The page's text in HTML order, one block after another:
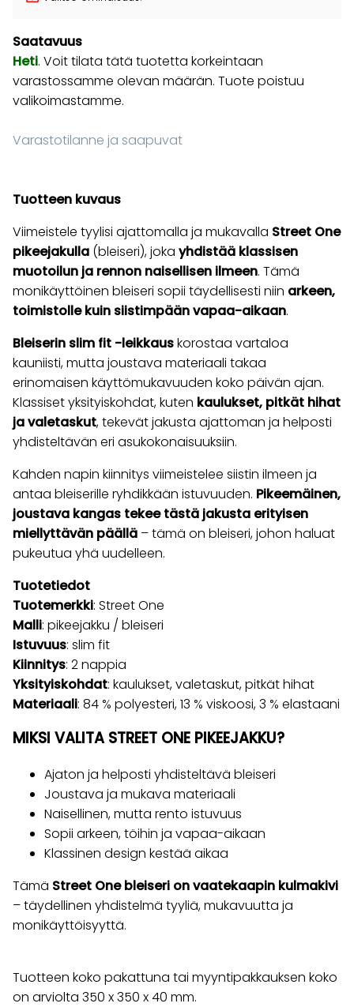
Saatavuus
Heti. Voit tilata tätä tuotetta korkeintaan
varastossamme olevan määrän. Tuote poistuu
valikoimastamme.
Varastotilanne ja saapuvat
Tuotteen kuvaus
Viimeistele tyylisi ajattomalla ja mukavalla Street One
pikeejakulla (bleiseri), joka yhdistää klassisen
muotoilun ja rennon naisellisen ilmeen. Tämä
monikäyttöinen bleiseri sopii täydellisesti niin arkeen,
toimistolle kuin siistimpään vapaa-aikaan.
Bleiserin slim fit -leikkauskorostaa vartaloa
kauniisti, mutta joustava materiaali takaa
erinomaisen käyttömukavuuden koko päivän ajan.
Klassiset yksityiskohdat, kuten kaulukset, pitkät hihat
ja valetaskut, tekevät jakusta ajattoman ja helposti
yhdisteltävän eri asukokonaisuuksiin.
Kahden napin kiinnitys viimeistelee siistin ilmeen ja
antaa bleiserille ryhdikkään istuvuuden. Pikeemäinen,
joustava kangas tekee tästä jakusta erityisen
miellyttävän päällä – tämä on bleiseri, johon haluat
pukeutua yhä uudelleen.
Tuotetiedot
Tuotemerkki: Street One
Malli: pikeejakku / bleiseri
Istuvuus: slim fit
Kiinnitys: 2 nappia
Yksityiskohdat: kaulukset, valetaskut, pitkät hihat
Materiaali: 84 % polyesteri, 13 % viskoosi, 3 % elastaani
MIKSI VALITA STREET ONE PIKEEJAKKU?
Ajaton ja helposti yhdisteltävä bleiseri
Joustava ja mukava materiaali
Naisellinen, mutta rento istuvuus
Sopii arkeen, töihin ja vapaa-aikaan
Klassinen design kestää aikaa
Tämä Street One bleiseri on vaatekaapin kulmakivi
– täydellinen yhdistelmä tyyliä, mukavuutta ja
monikäyttöisyyttä.
Tuotteen koko pakattuna tai myyntipakkauksen koko
on arviolta 350 x 350 x 40 mm.